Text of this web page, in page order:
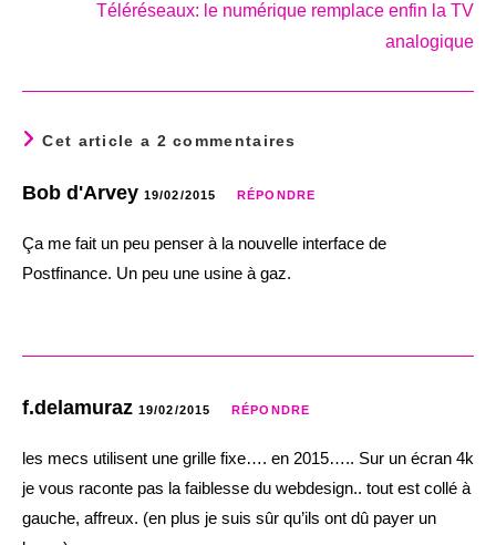
Téléréseaux: le numérique remplace enfin la TV
analogique
Cet article a 2 commentaires
Bob d'Arvey 19/02/2015 RÉPONDRE
Ça me fait un peu penser à la nouvelle interface de
Postfinance. Un peu une usine à gaz.
f.delamuraz 19/02/2015 RÉPONDRE
les mecs utilisent une grille fixe…. en 2015….. Sur un écran 4k
je vous raconte pas la faiblesse du webdesign.. tout est collé à
gauche, affreux. (en plus je suis sûr qu’ils ont dû payer un